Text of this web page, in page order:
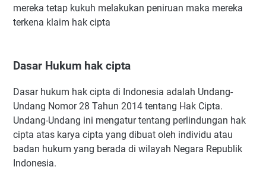
mereka tetap kukuh melakukan peniruan maka mereka
terkena klaim hak cipta
Dasar Hukum hak cipta
Dasar hukum hak cipta di Indonesia adalah Undang-
Undang Nomor 28 Tahun 2014 tentang Hak Cipta.
Undang-Undang ini mengatur tentang perlindungan hak
cipta atas karya cipta yang dibuat oleh individu atau
badan hukum yang berada di wilayah Negara Republik
Indonesia.